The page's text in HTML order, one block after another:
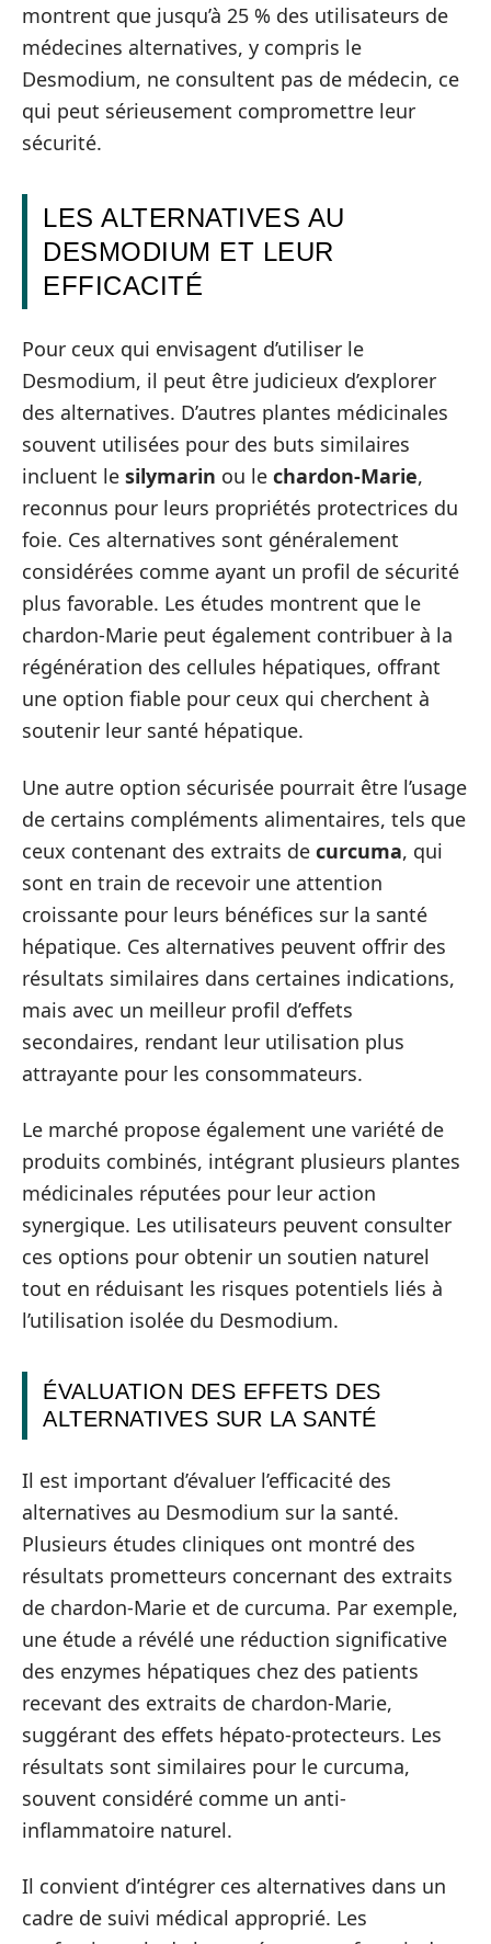
montrent que jusqu’à 25 % des utilisateurs de
médecines alternatives, y compris le
Desmodium, ne consultent pas de médecin, ce
qui peut sérieusement compromettre leur
sécurité.
LES ALTERNATIVES AU
DESMODIUM ET LEUR
EFFICACITÉ
Pour ceux qui envisagent d’utiliser le
Desmodium, il peut être judicieux d’explorer
des alternatives. D’autres plantes médicinales
souvent utilisées pour des buts similaires
incluent le silymarin ou le chardon-Marie,
reconnus pour leurs propriétés protectrices du
foie. Ces alternatives sont généralement
considérées comme ayant un profil de sécurité
plus favorable. Les études montrent que le
chardon-Marie peut également contribuer à la
régénération des cellules hépatiques, offrant
une option fiable pour ceux qui cherchent à
soutenir leur santé hépatique.
Une autre option sécurisée pourrait être l’usage
de certains compléments alimentaires, tels que
ceux contenant des extraits de curcuma, qui
sont en train de recevoir une attention
croissante pour leurs bénéfices sur la santé
hépatique. Ces alternatives peuvent offrir des
résultats similaires dans certaines indications,
mais avec un meilleur profil d’effets
secondaires, rendant leur utilisation plus
attrayante pour les consommateurs.
Le marché propose également une variété de
produits combinés, intégrant plusieurs plantes
médicinales réputées pour leur action
synergique. Les utilisateurs peuvent consulter
ces options pour obtenir un soutien naturel
tout en réduisant les risques potentiels liés à
l’utilisation isolée du Desmodium.
ÉVALUATION DES EFFETS DES
ALTERNATIVES SUR LA SANTÉ
Il est important d’évaluer l’efficacité des
alternatives au Desmodium sur la santé.
Plusieurs études cliniques ont montré des
résultats prometteurs concernant des extraits
de chardon-Marie et de curcuma. Par exemple,
une étude a révélé une réduction significative
des enzymes hépatiques chez des patients
recevant des extraits de chardon-Marie,
suggérant des effets hépato-protecteurs. Les
résultats sont similaires pour le curcuma,
souvent considéré comme un anti-
inflammatoire naturel.
Il convient d’intégrer ces alternatives dans un
cadre de suivi médical approprié. Les